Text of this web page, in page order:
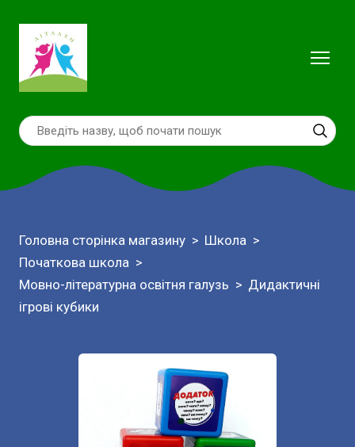
Головна сторінка магазину
Школа
Початкова школа
Мовно-літературна освітня галузь
Дидактичні
ігрові кубики